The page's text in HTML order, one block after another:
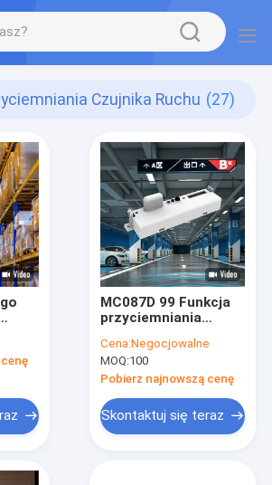
Czujnika Ruchu (27)
V
MC087D 99 Funkcja
przyciemniania
przełączniki DIP do
parkingu
Cena:Negocjowalne
MOQ:100
Pobierz najnowszą cenę
Skontaktuj się teraz